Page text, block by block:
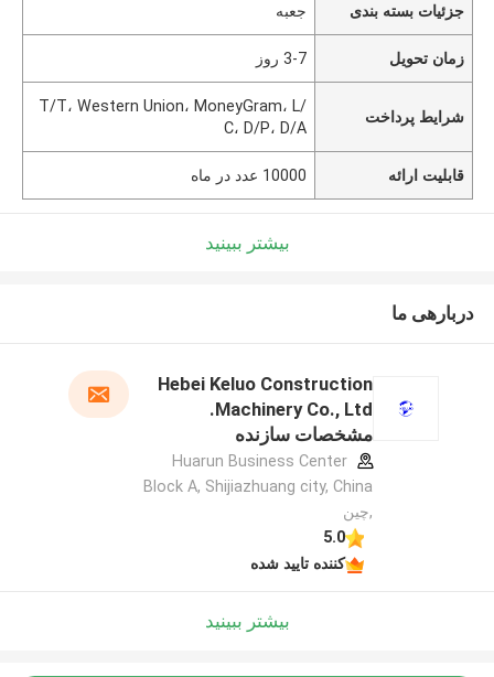
جزئیات بسته بندی جعبه
زمان تحویل 3-7 روز
شرایط پرداخت
T/T، Western Union، MoneyGram، L/
C، D/P، D/A
قابلیت ارائه 10000 عدد در ماه
بیشتر ببینید
دربارهی ما
Hebei Keluo Construction
Machinery Co., Ltd.
مشخصات سازنده
Huarun Business Center
Block A, Shijiazhuang city, China
,چین
5.0
کننده تایید شده
بیشتر ببینید